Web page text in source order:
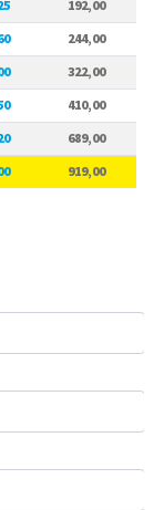
192,00
244,00
322,00
410,00
689,00
919,00